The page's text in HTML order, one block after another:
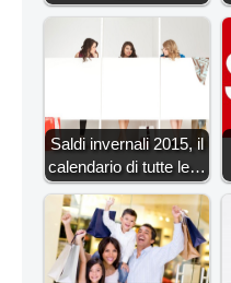
Saldi invernali 2015, il
calendario di tutte le…